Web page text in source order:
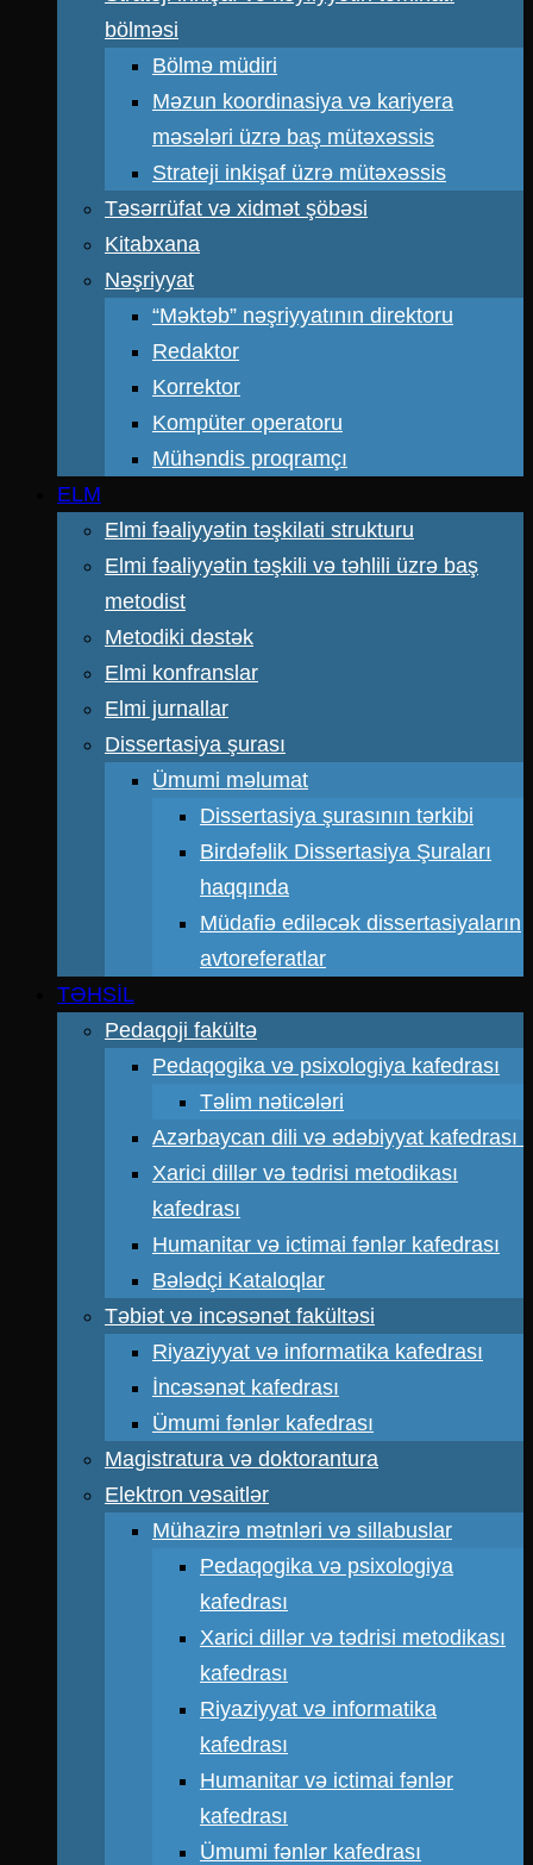
bölməsi
Bölmə müdiri
Məzun koordinasiya və kariyera
məsələri üzrə baş mütəxəssis
Strateji inkişaf üzrə mütəxəssis
Təsərrüfat və xidmət şöbəsi
Kitabxana
Nəşriyyat
“Məktəb” nəşriyyatının direktoru
Redaktor
Korrektor
Kompüter operatoru
Mühəndis proqramçı
ELM
Elmi fəaliyyətin təşkilati strukturu
Elmi fəaliyyətin təşkili və təhlili üzrə baş
metodist
Metodiki dəstək
Elmi konfranslar
Elmi jurnallar
Dissertasiya şurası
Ümumi məlumat
Dissertasiya şurasının tərkibi
Birdəfəlik Dissertasiya Şuraları
haqqında
Müdafiə ediləcək dissertasiyaların
avtoreferatlar
TƏHSİL
Pedaqoji fakültə
Pedaqogika və psixologiya kafedrası
Təlim nəticələri
Azərbaycan dili və ədəbiyyat kafedrası
Xarici dillər və tədrisi metodikası
kafedrası
Humanitar və ictimai fənlər kafedrası
Bələdçi Kataloqlar
Təbiət və incəsənət fakültəsi
Riyaziyyat və informatika kafedrası
İncəsənət kafedrası
Ümumi fənlər kafedrası
Magistratura və doktorantura
Elektron vəsaitlər
Mühazirə mətnləri və sillabuslar
Pedaqogika və psixologiya
kafedrası
Xarici dillər və tədrisi metodikası
kafedrası
Riyaziyyat və informatika
kafedrası
Humanitar və ictimai fənlər
kafedrası
Ümumi fənlər kafedrası